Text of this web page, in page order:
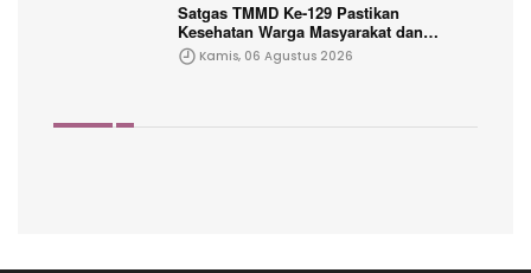
Satgas TMMD Ke-129 Pastikan
Kesehatan Warga Masyarakat dan
Personel Tetap Prima Demi Suksesnya
TMMD di Kampung Sesor
Kamis, 06 Agustus 2026